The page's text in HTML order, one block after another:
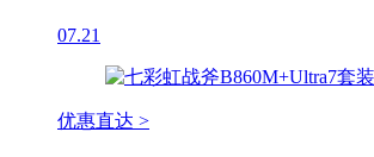
07.21
优惠直达 >